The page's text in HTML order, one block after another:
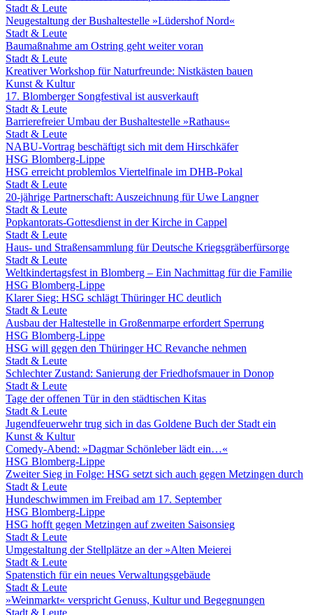
Stadt & Leute
Neugestaltung der Bushaltestelle »Lüdershof Nord«
Stadt & Leute
Baumaßnahme am Ostring geht weiter voran
Stadt & Leute
Kreativer Workshop für Naturfreunde: Nistkästen bauen
Kunst & Kultur
17. Blomberger Songfestival ist ausverkauft
Stadt & Leute
Barrierefreier Umbau der Bushaltestelle »Rathaus«
Stadt & Leute
NABU-Vortrag beschäftigt sich mit dem Hirschkäfer
HSG Blomberg-Lippe
HSG erreicht problemlos Viertelfinale im DHB-Pokal
Stadt & Leute
20-jährige Partnerschaft: Auszeichnung für Uwe Langner
Stadt & Leute
Popkantorats-Gottesdienst in der Kirche in Cappel
Stadt & Leute
Haus- und Straßensammlung für Deutsche Kriegsgräberfürsorge
Stadt & Leute
Weltkindertagsfest in Blomberg – Ein Nachmittag für die Familie
HSG Blomberg-Lippe
Klarer Sieg: HSG schlägt Thüringer HC deutlich
Stadt & Leute
Ausbau der Haltestelle in Großenmarpe erfordert Sperrung
HSG Blomberg-Lippe
HSG will gegen den Thüringer HC Revanche nehmen
Stadt & Leute
Schlechter Zustand: Sanierung der Friedhofsmauer in Donop
Stadt & Leute
Tage der offenen Tür in den städtischen Kitas
Stadt & Leute
Jugendfeuerwehr trug sich in das Goldene Buch der Stadt ein
Kunst & Kultur
Comedy-Abend: »Dagmar Schönleber lädt ein…«
HSG Blomberg-Lippe
Zweiter Sieg in Folge: HSG setzt sich auch gegen Metzingen durch
Stadt & Leute
Hundeschwimmen im Freibad am 17. September
HSG Blomberg-Lippe
HSG hofft gegen Metzingen auf zweiten Saisonsieg
Stadt & Leute
Umgestaltung der Stellplätze an der »Alten Meierei
Stadt & Leute
Spatenstich für ein neues Verwaltungsgebäude
Stadt & Leute
»Weinmarkt« verspricht Genuss, Kultur und Begegnungen
Stadt & Leute